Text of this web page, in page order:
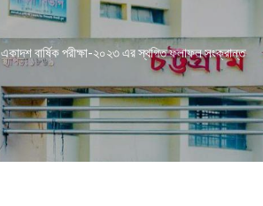
একাদশ বার্ষিক পরীক্ষা-২০২৩ এর স্থগিত ফলাফল সংক্রান্ত